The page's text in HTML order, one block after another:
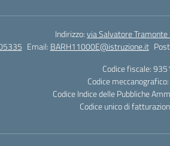
Indirizzo:via Salvatore
Email: BARH11000E@istruzione.it
Codice fiscale:
Codice meccanografico:
Codice Indice delle Pubbliche
Codice unico di